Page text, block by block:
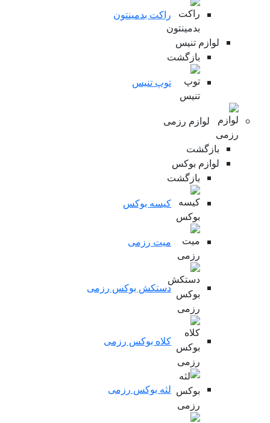
راکت بدمینتون
لوازم تنیس
بازگشت
توپ تنیس
لوازم رزمی
بازگشت
لوازم بوکس
بازگشت
کیسه بوکس
میت رزمی
دستکش بوکس رزمی
کلاه بوکس رزمی
لثه بوکس رزمی